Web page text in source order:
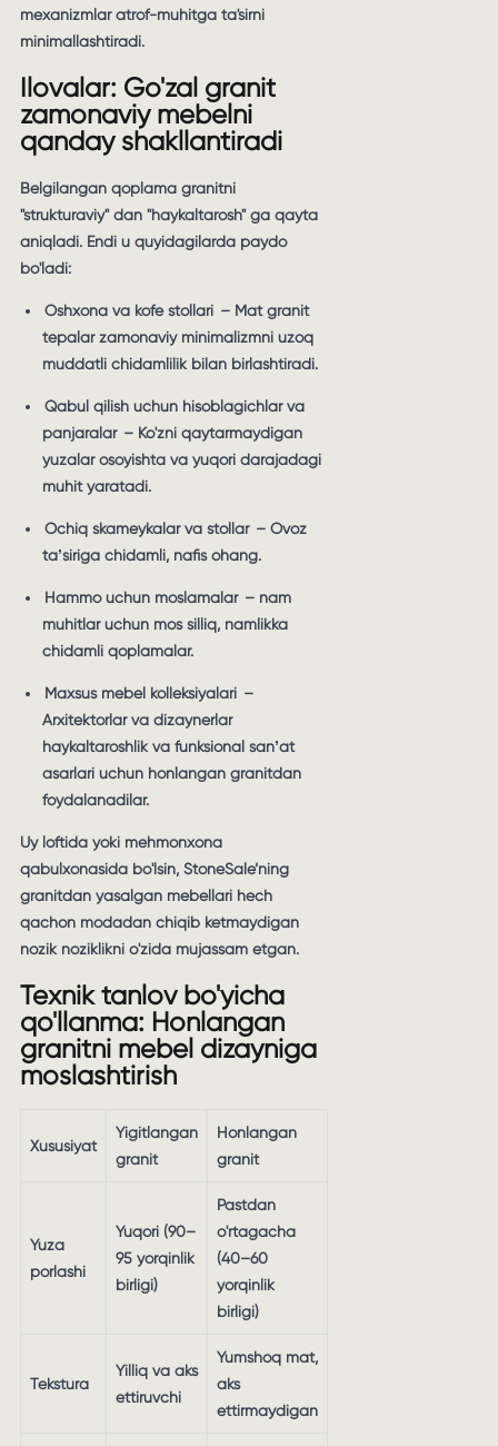
mexanizmlar atrof-muhitga ta'sirni
minimallashtiradi.
Ilovalar: Go'zal granit
zamonaviy mebelni
qanday shakllantiradi
Belgilangan qoplama granitni
"strukturaviy" dan "haykaltarosh" ga qayta
aniqladi. Endi u quyidagilarda paydo
bo'ladi:
Oshxona va kofe stollari – Mat granit
tepalar zamonaviy minimalizmni uzoq
muddatli chidamlilik bilan birlashtiradi.
Qabul qilish uchun hisoblagichlar va
panjaralar – Ko'zni qaytarmaydigan
yuzalar osoyishta va yuqori darajadagi
muhit yaratadi.
Ochiq skameykalar va stollar – Ovoz
taʼsiriga chidamli, nafis ohang.
Hammo uchun moslamalar – nam
muhitlar uchun mos silliq, namlikka
chidamli qoplamalar.
Maxsus mebel kolleksiyalari –
Arxitektorlar va dizaynerlar
haykaltaroshlik va funksional sanʼat
asarlari uchun honlangan granitdan
foydalanadilar.
Uy loftida yoki mehmonxona
qabulxonasida bo'lsin, StoneSale’ning
granitdan yasalgan mebellari hech
qachon modadan chiqib ketmaydigan
nozik noziklikni o'zida mujassam etgan.
Texnik tanlov bo'yicha
qo'llanma: Honlangan
granitni mebel dizayniga
moslashtirish
Xususiyat
Yigitlangan
granit
Honlangan
granit
Yuza
porlashi
Yuqori (90–
95 yorqinlik
birligi)
Pastdan
o'rtagacha
(40–60
yorqinlik
birligi)
Tekstura
Yilliq va aks
ettiruvchi
Yumshoq mat,
aks
ettirmaydigan